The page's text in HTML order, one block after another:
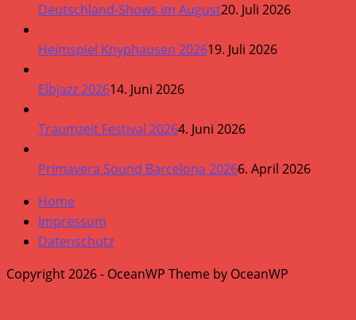
Deutschland-Shows im August20. Juli 2026
Heimspiel Knyphausen 202619. Juli 2026
Elbjazz 202614. Juni 2026
Traumzeit Festival 20264. Juni 2026
Primavera Sound Barcelona 20266. April 2026
Home
Impressum
Datenschutz
Copyright 2026 - OceanWP Theme by OceanWP